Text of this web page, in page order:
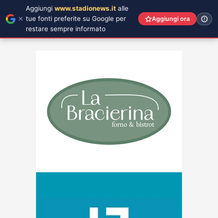
Aggiungi www.stadionews.it alle
tue fonti preferite su Google per
restare sempre informato
Aggiungi ora